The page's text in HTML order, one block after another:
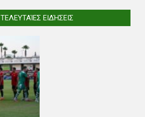
ΤΕΛΕΥΤΑΊΕΣ ΕΙΔΉΣΕΙΣ